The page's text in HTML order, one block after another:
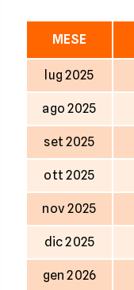
MESE
lug 2025
ago 2025
set 2025
ott 2025
nov 2025
dic 2025
gen 2026